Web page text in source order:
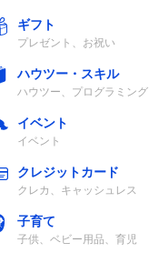
一
約500万画素
（ミラー一体カ
万画素（フロン
ト・リアカメ
ラ）
ギフト
プレゼント、お祝い
ハウツー・スキル
ハウツー、プログラミング
イベント
イベント
クレジットカード
クレカ、キャッシュレス
子育て
子供、ベビー用品、育児